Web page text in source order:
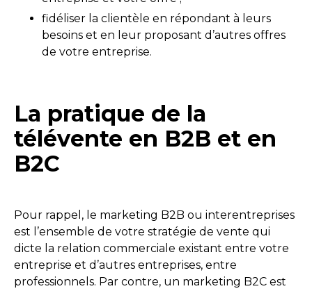
fidéliser la clientèle en répondant à leurs
besoins et en leur proposant d’autres offres
de votre entreprise.
La pratique de la
télévente en B2B et en
B2C
Pour rappel, le marketing B2B ou interentreprises
est l’ensemble de votre stratégie de vente qui
dicte la relation commerciale existant entre votre
entreprise et d’autres entreprises, entre
professionnels. Par contre, un marketing B2C est